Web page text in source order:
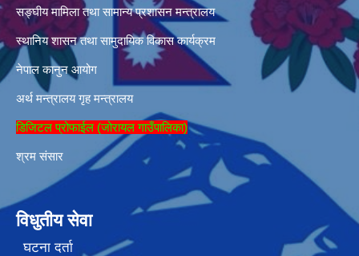
सङ्घीय मामिला तथा सामान्य प्रशासन मन्त्रालय
स्थानिय शासन तथा सामुदायिक विकास कार्यक्रम
नेपाल कानुन आयोग
अर्थ मन्त्रालय गृह मन्त्रालय
डिजिटल प्रोफाईल (जोरायल गाउँपालिका)
श्रम संसार
विधुतीय सेवा
घटना दर्ता